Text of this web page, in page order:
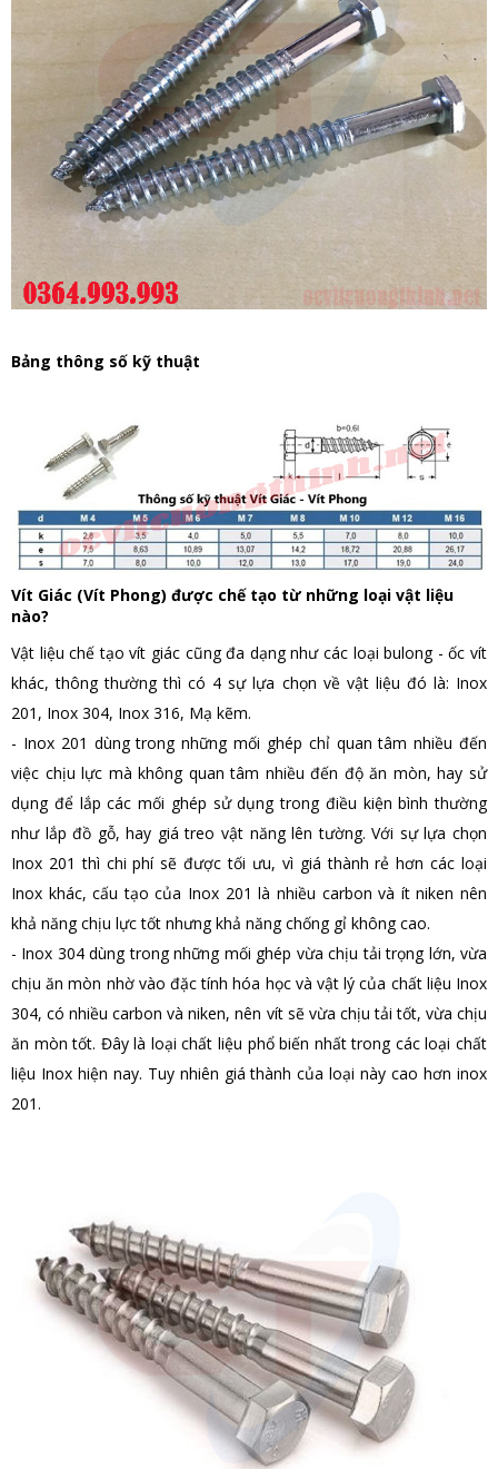
Bảng thông số kỹ thuật
Vít Giác (Vít Phong) được chế tạo từ những loại vật liệu
nào?
Vật liệu chế tạo vít giác cũng đa dạng như các loại bulong - ốc vít
khác, thông thường thì có 4 sự lựa chọn về vật liệu đó là: Inox
201, Inox 304, Inox 316, Mạ kẽm.
- Inox 201 dùng trong những mối ghép chỉ quan tâm nhiều đến
việc chịu lực mà không quan tâm nhiều đến độ ăn mòn, hay sử
dụng để lắp các mối ghép sử dụng trong điều kiện bình thường
như lắp đồ gỗ, hay giá treo vật năng lên tường. Với sự lựa chọn
Inox 201 thì chi phí sẽ được tối ưu, vì giá thành rẻ hơn các loại
Inox khác, cấu tạo của Inox 201 là nhiều carbon và ít niken nên
khả năng chịu lực tốt nhưng khả năng chống gỉ không cao.
- Inox 304 dùng trong những mối ghép vừa chịu tải trọng lớn, vừa
chịu ăn mòn nhờ vào đặc tính hóa học và vật lý của chất liệu Inox
304, có nhiều carbon và niken, nên vít sẽ vừa chịu tải tốt, vừa chịu
ăn mòn tốt. Đây là loại chất liệu phổ biến nhất trong các loại chất
liệu Inox hiện nay. Tuy nhiên giá thành của loại này cao hơn inox
201.